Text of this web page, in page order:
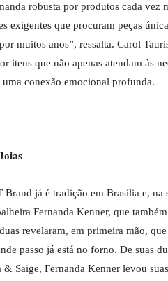
robusta por produtos cada vez
exigentes que procuram peças
muitos anos”, ressalta. Carol
itens que não apenas atendam às
conexão emocional profunda.
Brand já é tradição em Brasília e, na
Fernanda Kenner, que
revelaram, em primeira mão,
passo já está no forno. De suas
& Saige, Fernanda Kenner levou